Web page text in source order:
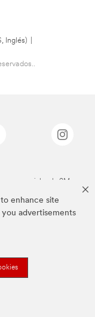
enhance site
advertisements
Inglés)
comerciales de 3M.